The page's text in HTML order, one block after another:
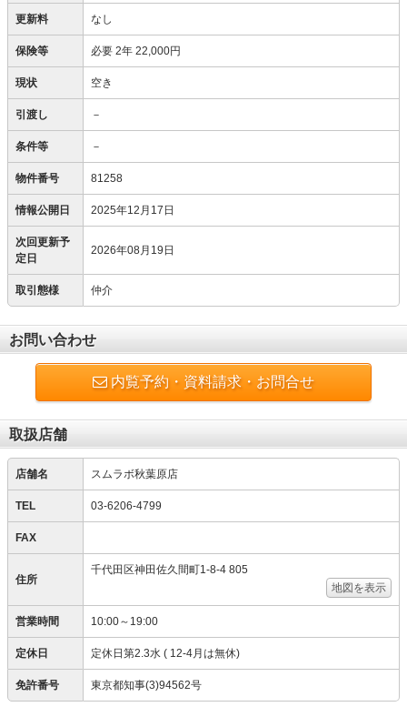
更新料 なし
保険等 必要 2年 22,000円
現状 空き
引渡し －
条件等 －
物件番号 81258
情報公開日 2025年12月17日
次回更新予
定日
2026年08月19日
取引態様 仲介
お問い合わせ
内覧予約・資料請求・お問合せ
取扱店舗
店舗名 スムラボ秋葉原店
TEL 03-6206-4799
FAX
住所
千代田区神田佐久間町1-8-4 805
地図を表示
営業時間 10:00～19:00
定休日 定休日第2.3水 ( 12-4月は無休)
免許番号 東京都知事(3)94562号